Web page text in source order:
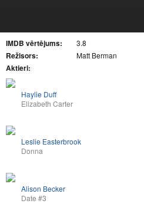
IMDB vērtējums: 3.8
Režisors: Matt Berman
Aktieri:
Haylie Duff
Elizabeth Carter
Leslie Easterbrook
Donna
Alison Becker
Date #3